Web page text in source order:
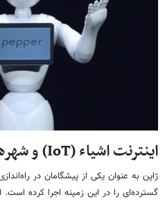
اینترنت اشیاء (IoT) و شهرهای هوشمند
ژاپن به عنوان یکی از پیشگامان در
گسترده‌ای را در این زمینه اجرا کرده است.